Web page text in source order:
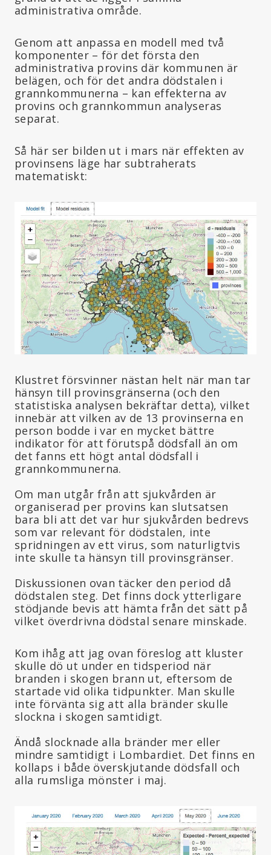
administrativa område.
Genom att anpassa en modell med två
komponenter – för det första den
administrativa provins där kommunen är
belägen, och för det andra dödstalen i
grannkommunerna – kan effekterna av
provins och grannkommun analyseras
separat.
Så här ser bilden ut i mars när effekten av
provinsens läge har subtraherats
matematiskt:
Klustret försvinner nästan helt när man tar
hänsyn till provinsgränserna (och den
statistiska analysen bekräftar detta), vilket
innebär att vilken av de 13 provinserna en
person bodde i var en mycket bättre
indikator för att förutspå dödsfall än om
det fanns ett högt antal dödsfall i
grannkommunerna.
Om man utgår från att sjukvården är
organiserad per provins kan slutsatsen
bara bli att det var hur sjukvården bedrevs
som var relevant för dödstalen, inte
spridningen av ett virus, som naturligtvis
inte skulle ta hänsyn till provinsgränser.
Diskussionen ovan täcker den period då
dödstalen steg. Det finns dock ytterligare
stödjande bevis att hämta från det sätt på
vilket överdrivna dödstal senare minskade.
Kom ihåg att jag ovan föreslog att kluster
skulle dö ut under en tidsperiod när
branden i skogen brann ut, eftersom de
startade vid olika tidpunkter. Man skulle
inte förvänta sig att alla bränder skulle
slockna i skogen samtidigt.
Ändå slocknade alla bränder mer eller
mindre samtidigt i Lombardiet. Det finns en
kollaps i både överskjutande dödsfall och
alla rumsliga mönster i maj.